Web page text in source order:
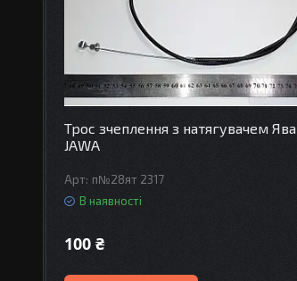
Трос зчеплення з натягувачем Ява
JAWA
п№28ят 2317
В наявності
100 ₴